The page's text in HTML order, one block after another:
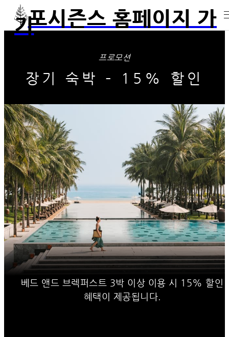
포시즌스 홈페이지 가
기
프로모션
장기 숙박 – 15% 할인
베드 앤드 브렉퍼스트 3박 이상 이용 시 15% 할인
혜택이 제공됩니다.